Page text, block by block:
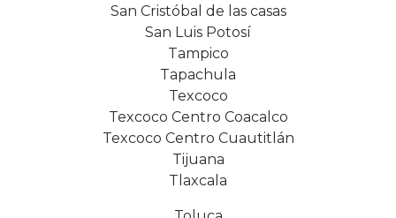
San Cristóbal de las casas
San Luis Potosí
Tampico
Tapachula
Texcoco
Texcoco Centro Coacalco
Texcoco Centro Cuautitlán
Tijuana
Tlaxcala